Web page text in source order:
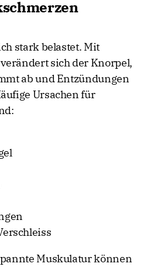
stark belastet. Mit
sich der Knorpel,
ab und Entzündungen
Ursachen für
Muskulatur können